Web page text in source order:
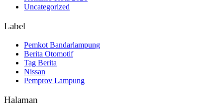
Uncategorized
Label
Pemkot Bandarlampung
Berita Otomotif
Tag Berita
Nissan
Pemprov Lampung
Halaman